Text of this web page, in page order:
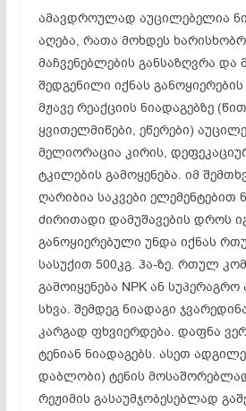
ამავდროულად აუცილებელია
აღება, რათა მოხდეს
მაჩვენებლების განსაზღვრა და
შედგენილი იქნას
მჟავე რეაქციის ნიადაგებზე
ყვითელმიწები, ეწერები)
მელიორაცია კირის,
ტკილების გამოყენება. იმ
ღარიბია საკვები ელემენტებით
ძირითადი დამუშავების დროს
განოყიერებული უნდა იქნას
სასუქით 500კგ. ჰა-ზე. რთულ
გამოიყენება NPK ან
სხვა. შემდეგ ნიადაგი
კარგად ფხვიერდება. დაფნა ვერ
ტენიან ნიადაგებს. ასეთ
დაბლობი) ტენის
რეჟიმის გასაუმჯობესებლად